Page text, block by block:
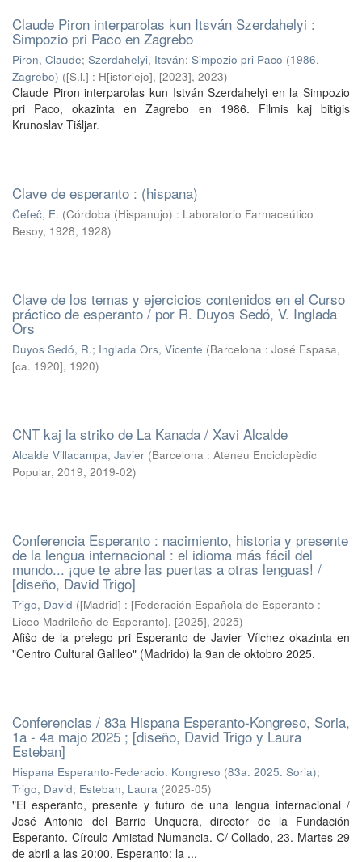
Claude Piron interparolas kun Itsván Szerdahelyi :
Simpozio pri Paco en Zagrebo
Piron, Claude; Szerdahelyi, Itsván; Simpozio pri Paco (1986.
Zagrebo) ([S.l.] : H[istoriejo], [2023], 2023)
Claude Piron interparolas kun István Szerdahelyi en la Simpozio
pri Paco, okazinta en Zagrebo en 1986. Filmis kaj bitigis
Krunoslav Tišljar.
Clave de esperanto : (hispana)
Ĉefeĉ, E. (Córdoba (Hispanujo) : Laboratorio Farmaceútico
Besoy, 1928, 1928)
Clave de los temas y ejercicios contenidos en el Curso
práctico de esperanto / por R. Duyos Sedó, V. Inglada
Ors
Duyos Sedó, R.; Inglada Ors, Vicente (Barcelona : José Espasa,
[ca. 1920], 1920)
CNT kaj la striko de La Kanada / Xavi Alcalde
Alcalde Villacampa, Javier (Barcelona : Ateneu Enciclopèdic
Popular, 2019, 2019-02)
Conferencia Esperanto : nacimiento, historia y presente
de la lengua internacional : el idioma más fácil del
mundo... ¡que te abre las puertas a otras lenguas! /
[diseño, David Trigo]
Trigo, David ([Madrid] : [Federación Española de Esperanto :
Liceo Madrileño de Esperanto], [2025], 2025)
Afiŝo de la prelego pri Esperanto de Javier Vílchez okazinta en
"Centro Cultural Galileo" (Madrido) la 9an de oktobro 2025.
Conferencias / 83a Hispana Esperanto-Kongreso, Soria,
1a - 4a majo 2025 ; [diseño, David Trigo y Laura
Esteban]
Hispana Esperanto-Federacio. Kongreso (83a. 2025. Soria);
Trigo, David; Esteban, Laura (2025-05)
"El esperanto, presente y futuro de una lengua internacional /
José Antonio del Barrio Unquera, director de la Fundación
Esperanto. Círculo Amistad Numancia. C/ Collado, 23. Martes 29
de abril a las 20:00. Esperanto: la ...